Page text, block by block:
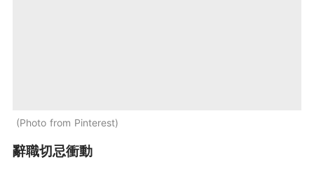
Photo from Pinterest
辭職切忌衝動